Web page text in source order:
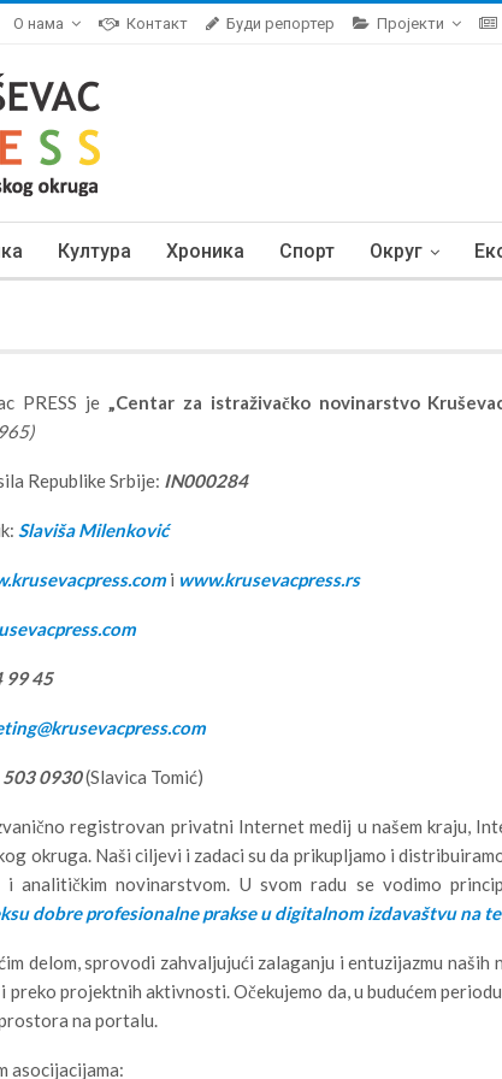
О нама Контакт Буди репортер Пројекти
Култура Хроника Спорт Округ
PRESS je „Centar za istraživačko novinarstvo
Republike Srbije: IN000284
Slaviša Milenković
i www.krusevacpress.rs
99 45
0930(Slavica Tomić)
registrovan privatni Internet medij u našem kraju,
okruga. Naši ciljevi i zadaci su da prikupljamo i
i analitičkim novinarstvom. U svom radu se vodimo
dobre profesionalne prakse u digitalnom izdavaštvu na
delom, sprovodi zahvaljujući zalaganju i entuzijazmu naših
projektnih aktivnosti. Očekujemo da, u budućem
na portalu.
asocijacijama: